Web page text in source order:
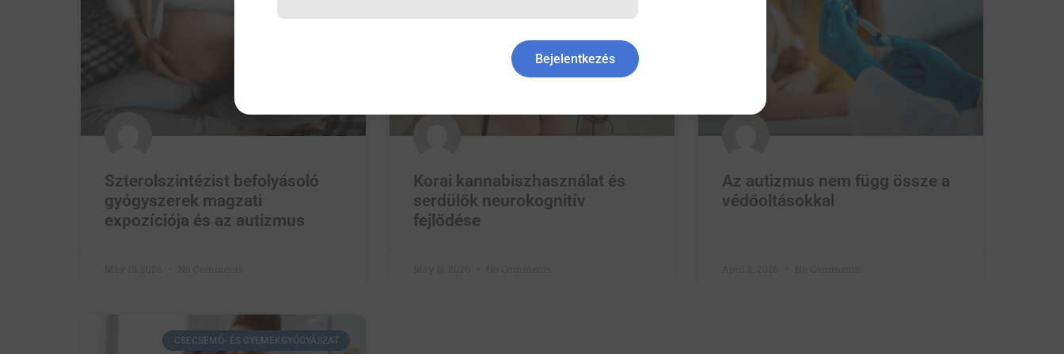
Szterolszintézist befolyásoló
gyógyszerek magzati
expozíciója és az autizmus
Korai kannabiszhasználat és
serdülők neurokognitív
fejlődése
Az autizmus nem függ össze a
védőoltásokkal
CSECSEMŐ- ÉS GYEMEKGYÓGYÁSZAT
Bejelentkezés